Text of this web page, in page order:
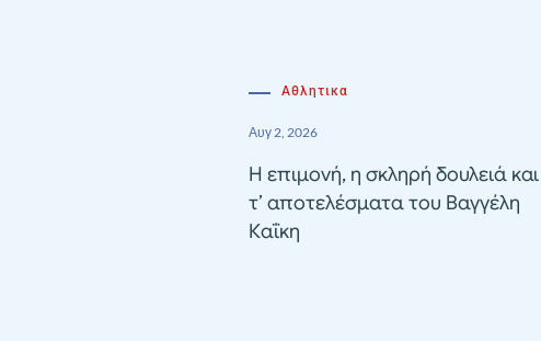
Αθλητικα
Αυγ 2, 2026
Η επιμονή, η σκληρή δουλειά και
τ’ αποτελέσματα του Βαγγέλη
Καΐκη